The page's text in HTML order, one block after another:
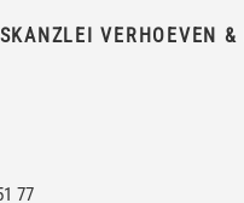
VERHOEVEN &
77